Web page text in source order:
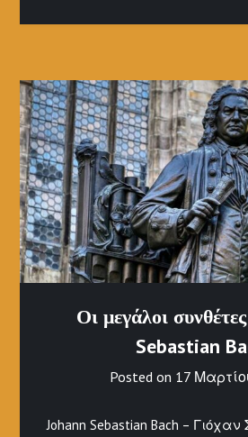
Οι μεγάλοι
Sebastian
Posted on 17
Johann Sebastian Bach –